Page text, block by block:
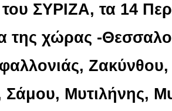
ΣΥΡΙΖΑ, τα 14
της χώρας -
Μυτιλήνης,